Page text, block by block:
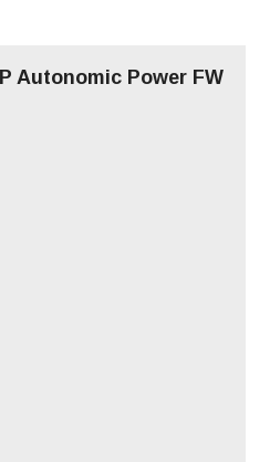
Autonomic Power FW